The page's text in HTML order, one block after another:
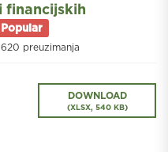
financijskih
Popular
620 preuzimanja
DOWNLOAD
(XLSX, 540 KB)